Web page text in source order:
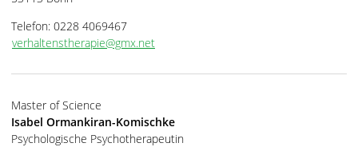
Telefon: 0228 4069467
verhaltenstherapie@gmx.net
Master of Science
Isabel Ormankiran-Komischke
Psychologische Psychotherapeutin